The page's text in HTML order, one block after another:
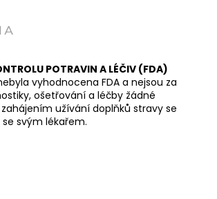
POTRAVIN A LÉČIV (FDA)
vyhodnocena FDA a nejsou za
ošetřování a léčby žádné
užívání doplňků stravy se
svým lékařem.